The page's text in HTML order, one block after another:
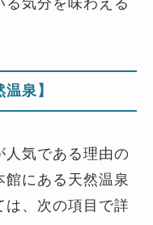
泉】
人気である理由の
にある天然温泉
は、次の項目で詳